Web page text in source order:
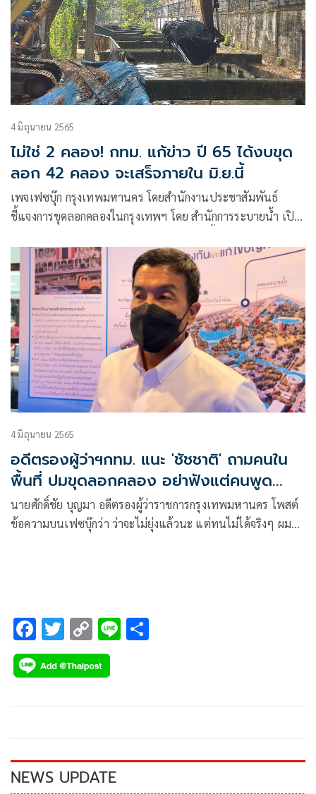
4 มิถุนายน 2565
ไม่ใช่ 2 คลอง! กทม. แก้ข่าว ปี 65 ได้งบขุด
ลอก 42 คลอง จะเสร็จภายใน มิ.ย.นี้
เพจเฟซบุ๊ก กรุงเทพมหานคร โดยสำนักงานประชาสัมพันธ์
ชี้แจงการขุดลอกคลองในกรุงเทพฯ โดย สำนักการระบายน้ำ เปิด
กรุงเทพมหานครว่า กรุงเทพมหานครมีคูคลอง ลำราง ลำกระโดง
4 มิถุนายน 2565
อดีตรองผู้ว่าฯกทม. แนะ 'ชัชชาติ' ถามคนใน
พื้นที่ ปมขุดลอกคลอง อย่าฟังแต่คนพูด
เอาใจ
นายศักดิ์ชัย บุญมา อดีตรองผู้ว่าราชการกรุงเทพมหานคร โพสต์
ข้อความบนเฟซบุ๊กว่า ว่าจะไม่ยุ่งแล้วนะ แต่ทนไม่ได้จริงๆ ผมว่า
F
ac
e
k
T
wi
tt
C
o
p
k
Li
NEWS UPDATE